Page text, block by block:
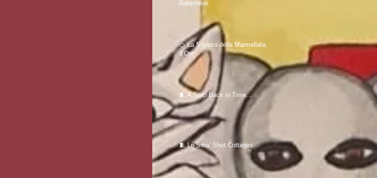
Robertson
🍊 La Signora della Marmellata
d’Oro
🧵 A Step Back in Time…
🧵 Le Sma’ Shot Cottages